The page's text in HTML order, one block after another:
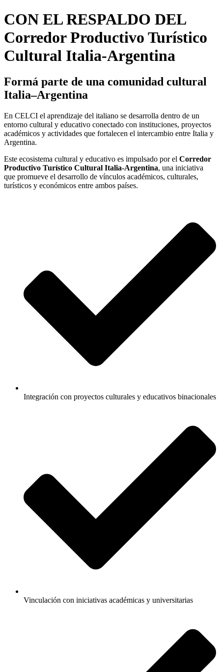
CON EL RESPALDO DEL
Corredor Productivo Turístico
Cultural Italia-Argentina
Formá parte de una comunidad cultural
Italia–Argentina
En CELCI el aprendizaje del italiano se desarrolla dentro de un
entorno cultural y educativo conectado con instituciones, proyectos
académicos y actividades que fortalecen el intercambio entre Italia y
Argentina.
Este ecosistema cultural y educativo es impulsado por el Corredor
Productivo Turístico Cultural Italia-Argentina, una iniciativa
que promueve el desarrollo de vínculos académicos, culturales,
turísticos y económicos entre ambos países.
Integración con proyectos culturales y educativos binacionales
Vinculación con iniciativas académicas y universitarias